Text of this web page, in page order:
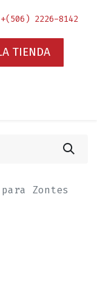
+(506) 2226-8142
TIENDA
Zontes